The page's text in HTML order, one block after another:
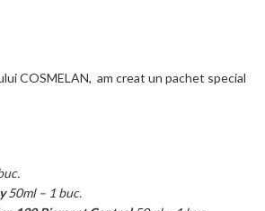
COSMELAN, am creat un pachet special
50ml – 1 buc.